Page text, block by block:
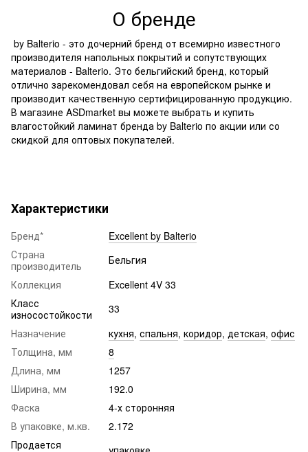
О бренде
by Balterio - это дочерний бренд от всемирно известного
производителя напольных покрытий и сопутствующих
материалов - Balterio. Это бельгийский бренд, который
отлично зарекомендовал себя на европейском рынке и
производит качественную сертифицированную продукцию.
В магазине ASDmarket вы можете выбрать и купить
влагостойкий ламинат бренда by Balterio по акции или со
скидкой для оптовых покупателей.
Характеристики
Бренд*
Excellent by Balterio
Страна
производитель
Бельгия
Коллекция
Excellent 4V 33
Класс
износостойкости
33
Назначение
кухня, спальня, коридор, детская, офис
Толщина, мм
8
Длина, мм
1257
Ширина, мм
192.0
Фаска
4-х сторонняя
В упаковке, м.кв.
2.172
Продается